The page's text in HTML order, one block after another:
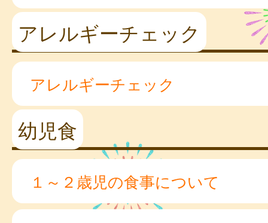
アレルギーチェック
アレルギーチェック
幼児食
１～２歳児の食事について